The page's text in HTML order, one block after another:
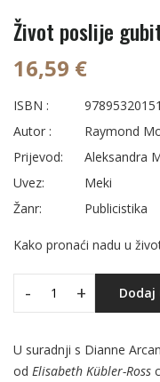
Život poslije
16,59 €
ISBN :
Autor :
Raymond
Prijevod:
Aleksandra
Uvez:
Meki
Žanr:
Publicistika
Kako pronaći nadu u
- + Dodaj
U suradnji s Dianne
od Elisabeth Kübler-Ross